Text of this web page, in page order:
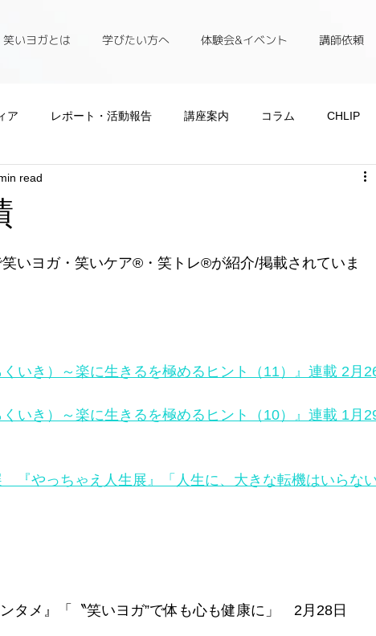
笑いヨガとは 学びたい方へ 体験会&イベント 講師依頼
ア レポート・活動報告 講座案内 コラム CHLIP
read
いヨガ・笑いケア®・笑トレ®が紹介/掲載されていま
いき）～楽に生きるを極めるヒント（11）』連載 2月
いき）～楽に生きるを極めるヒント（10）』連載 1月
『やっちゃえ人生展』「人生に、大きな転機はいらな
タメ』「〝笑いヨガ”で体も心も健康に」　2月28日